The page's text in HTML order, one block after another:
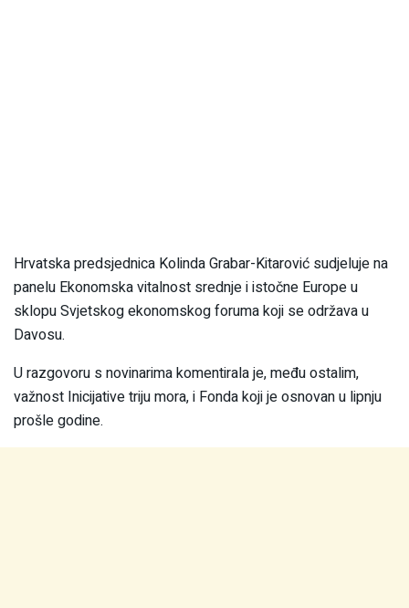
Hrvatska predsjednica Kolinda Grabar-Kitarović sudjeluje na
panelu Ekonomska vitalnost srednje i istočne Europe u
sklopu Svjetskog ekonomskog foruma koji se održava u
Davosu.
U razgovoru s novinarima komentirala je, među ostalim,
važnost Inicijative triju mora, i Fonda koji je osnovan u lipnju
prošle godine.